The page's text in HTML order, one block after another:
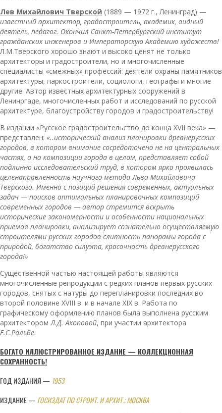
Лев Михайлович Тверской (1889 — 1972 г., Ленинград) —
известный архитектор, градостроитель, академик, видный
деятель, педагог. Окончил Санкт-Петербургский институт
гражданских инженеров и Императорскую Академию художеств!
Л.М.Тверского хорошо знают и высоко ценят не только
архитекторы и градостроители, но и многочисленные
специалисты «смежных» профессий: деятели охраны памятников
архитектуры, паркостроители, социологи, географы и многие
другие. Автор известных архитектурных сооружений в
Ленинргаде, многочисленных работ и исследований по русской
архитектуре, благоустройству городов и градостроительству!
В издании «Русское градостроительство до конца ХVII века» —
представлен: «..исторический анализ планировки древнерусских
городов, в котором внимание сосредоточено не на центральных
частях, а на композиции города в целом, представляет собой
подлинно исследовательский труд, в котором ярко проявилась
целенаправленность научного метода Льва Михайловича
Тверского. Именно с позиций решения современных, актуальных
задач — поисков оптимальных планировочных композиций
современных городов — автор стремится вскрыть
исторические закономерности и особенности национальных
приемов планировки, анализирует сознательно осуществляемую
строителями русских городов слитность панорамы города с
природой, богатство силуэта, красочность древнерусского
города!»
Существенной частью настоящей работы являются
многочисленные репродукции с редких планов первых русских
городов, снятых с натуры до перепланировки последних во
второй половине XVIII в. и в начале XIX в. Работа по
графическому оформлению планов была выполнена русским
архитектором Л.Д. Акоповой, при участии архитектора
Е.С.Ральбе.
БОГАТО ИЛЛЮСТРИРОВАННОЕ ИЗДАНИЕ — КОЛЛЕКЦИОННАЯ
СОХРАННОСТЬ!
ГОД ИЗДАНИЯ — 1953
ИЗДАНИЕ — ГОСИЗДАТ ПО СТРОИТ. И АРХИТ.; МОСКВА